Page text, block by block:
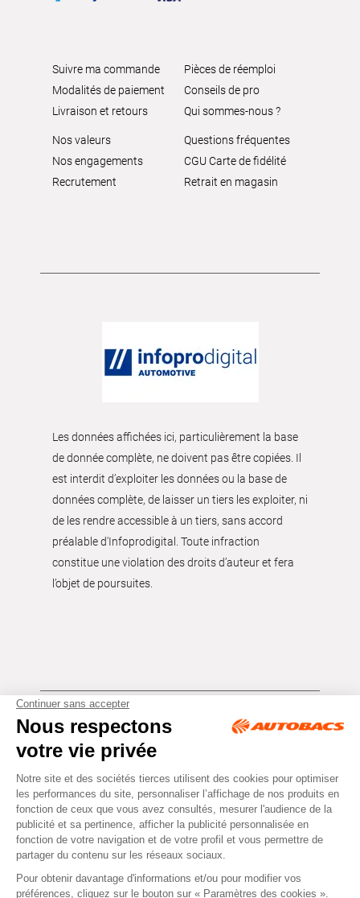
Suivre ma commande
Modalités de paiement
Livraison et retours
Pièces de réemploi
Conseils de pro
Qui sommes-nous ?
Nos valeurs
Nos engagements
Recrutement
Questions fréquentes
CGU Carte de fidélité
Retrait en magasin
Les données affichées ici, particulièrement la base
de donnée complète, ne doivent pas être copiées. Il
est interdit d’exploiter les données ou la base de
données complète, de laisser un tiers les exploiter, ni
de les rendre accessible à un tiers, sans accord
préalable d'Infoprodigital. Toute infraction
constitue une violation des droits d’auteur et fera
l’objet de poursuites.
Tous droits réservés © Autobacs
Mentions légales RGPD
Cookies CGV
Facebook Instagram